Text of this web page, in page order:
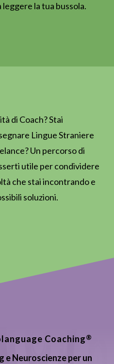
la tua bussola.
di Coach? Stai
Lingue Straniere
Un percorso di
utile per condividere
che stai incontrando e
soluzioni.
Coaching®
e Neuroscienze per un